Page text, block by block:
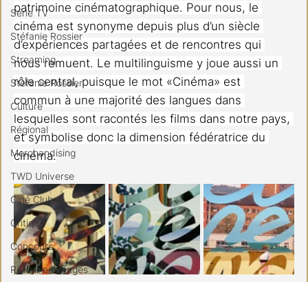
Série TV
Stéfanie Rossier
Streaming
Stefanie Rossier
Culture
Régional
Merchandising
TWD Universe
Ciné Club
Critique
Concours
Retour en images
patrimoine cinématographique. Pour nous, le
cinéma est synonyme depuis plus d’un siècle
d’expériences partagées et de rencontres qui
nous remuent. Le multilinguisme y joue aussi un
rôle central, puisque le mot «Cinéma» est
commun à une majorité des langues dans
lesquelles sont racontés les films dans notre pays,
et symbolise donc la dimension fédératrice du
cinéma.